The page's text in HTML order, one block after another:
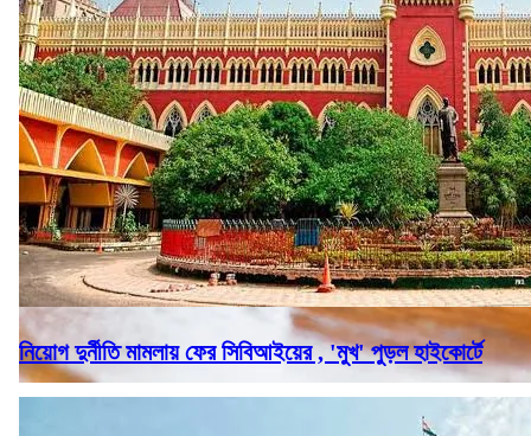
নিয়োগ দুর্নীতি মামলায় ফের সিবিআইয়ের , 'মুখ' পুড়ল হাইকোর্টে